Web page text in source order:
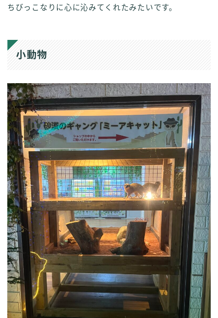
ちびっこなりに心に沁みてくれたみたいです。
小動物